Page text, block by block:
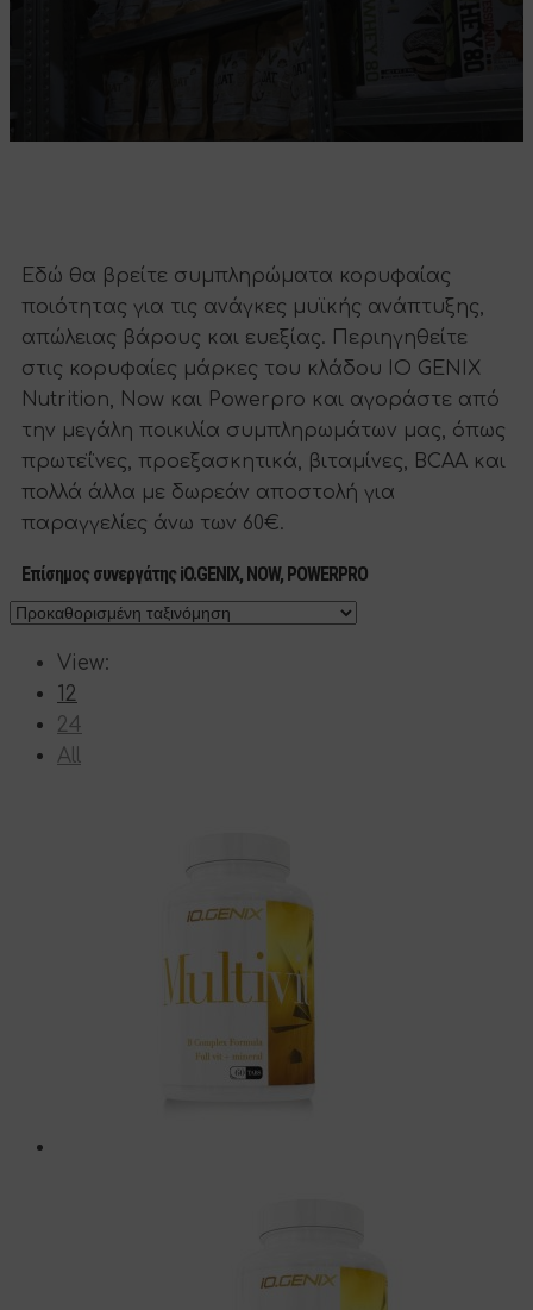
Εδώ θα βρείτε συμπληρώματα κορυφαίας
ποιότητας για τις ανάγκες μυϊκής ανάπτυξης,
απώλειας βάρους και ευεξίας. Περιηγηθείτε
στις κορυφαίες μάρκες του κλάδου IO GENIX
Nutrition, Now και Powerpro και αγοράστε από
την μεγάλη ποικιλία συμπληρωμάτων μας, όπως
πρωτεΐνες, προεξασκητικά, βιταμίνες, BCAA και
πολλά άλλα με δωρεάν αποστολή για
παραγγελίες άνω των 60€.
Επίσημος συνεργάτης iO.GENIX, NOW, POWERPRO
View:
12
24
All